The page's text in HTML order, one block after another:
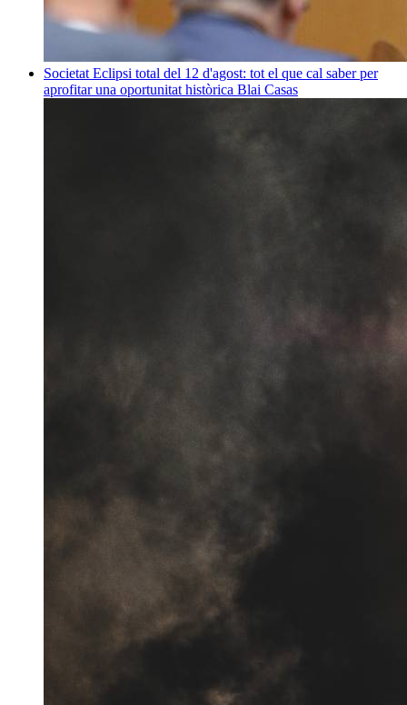
Societat Eclipsi total del 12 d'agost: tot el que cal saber per
aprofitar una oportunitat històrica Blai Casas